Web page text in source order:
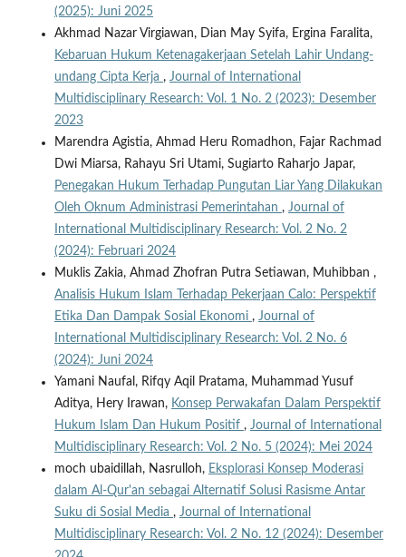
(2025): Juni 2025
Akhmad Nazar Virgiawan, Dian May Syifa, Ergina Faralita,
Kebaruan Hukum Ketenagakerjaan Setelah Lahir Undang-
undang Cipta Kerja , Journal of International
Multidisciplinary Research: Vol. 1 No. 2 (2023): Desember
2023
Marendra Agistia, Ahmad Heru Romadhon, Fajar Rachmad
Dwi Miarsa, Rahayu Sri Utami, Sugiarto Raharjo Japar,
Penegakan Hukum Terhadap Pungutan Liar Yang Dilakukan
Oleh Oknum Administrasi Pemerintahan , Journal of
International Multidisciplinary Research: Vol. 2 No. 2
(2024): Februari 2024
Muklis Zakia, Ahmad Zhofran Putra Setiawan, Muhibban ,
Analisis Hukum Islam Terhadap Pekerjaan Calo: Perspektif
Etika Dan Dampak Sosial Ekonomi , Journal of
International Multidisciplinary Research: Vol. 2 No. 6
(2024): Juni 2024
Yamani Naufal, Rifqy Aqil Pratama, Muhammad Yusuf
Aditya, Hery Irawan, Konsep Perwakafan Dalam Perspektif
Hukum Islam Dan Hukum Positif , Journal of International
Multidisciplinary Research: Vol. 2 No. 5 (2024): Mei 2024
moch ubaidillah, Nasrulloh, Eksplorasi Konsep Moderasi
dalam Al-Qur'an sebagai Alternatif Solusi Rasisme Antar
Suku di Sosial Media , Journal of International
Multidisciplinary Research: Vol. 2 No. 12 (2024): Desember